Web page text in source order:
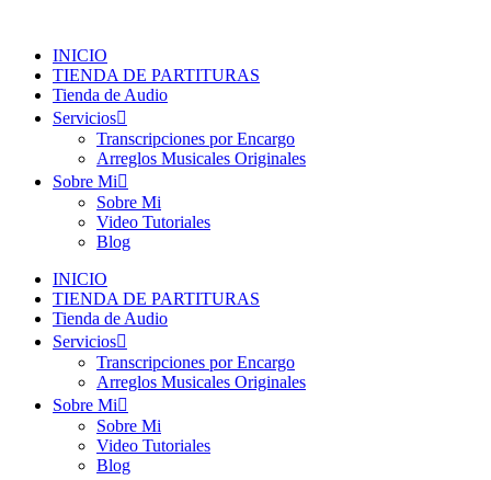
contenidoINICIO
TIENDA DE PARTITURAS
Tienda de Audio
Servicios
Transcripciones por Encargo
Arreglos Musicales Originales
Sobre Mi
Sobre Mi
Video Tutoriales
Blog
INICIO
TIENDA DE PARTITURAS
Tienda de Audio
Servicios
Transcripciones por Encargo
Arreglos Musicales Originales
Sobre Mi
Sobre Mi
Video Tutoriales
Blog